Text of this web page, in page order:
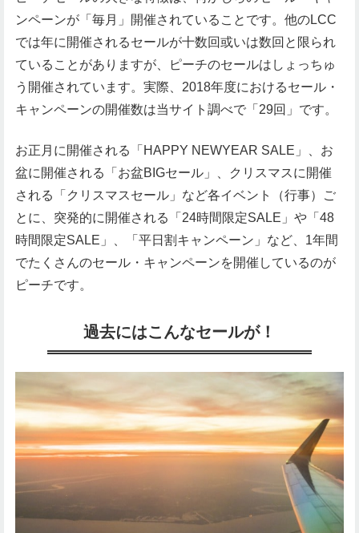
ンペーンが「毎月」開催されていることです。他のLCC
では年に開催されるセールが十数回或いは数回と限られ
ていることがありますが、ピーチのセールはしょっちゅ
う開催されています。実際、2018年度におけるセール・
キャンペーンの開催数は当サイト調べで「29回」です。
お正月に開催される「HAPPY NEWYEAR SALE」、お
盆に開催される「お盆BIGセール」、クリスマスに開催
される「クリスマスセール」など各イベント（行事）ご
とに、突発的に開催される「24時間限定SALE」や「48
時間限定SALE」、「平日割キャンペーン」など、1年間
でたくさんのセール・キャンペーンを開催しているのが
ピーチです。
過去にはこんなセールが！